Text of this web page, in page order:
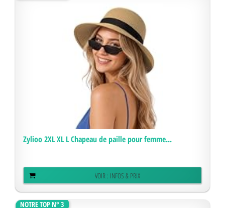
Zylioo 2XL XL L Chapeau de paille pour femme...
VOIR : INFOS & PRIX
NOTRE TOP N° 3